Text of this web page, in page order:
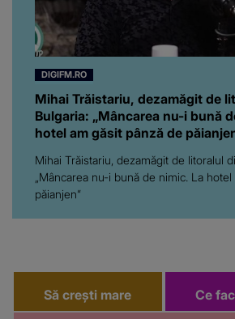
DIGIFM.RO
Mihai Trăistariu, dezamăgit de
Bulgaria: „Mâncarea nu-i bună
hotel am găsit pânză de
Mihai Trăistariu, dezamăgit de litoralul
„Mâncarea nu-i bună de nimic. La
păianjen”
Să crești mare Ce